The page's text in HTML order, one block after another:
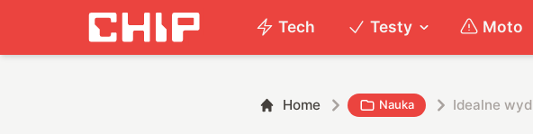
Tech Testy Moto
Home Nauka Idealne